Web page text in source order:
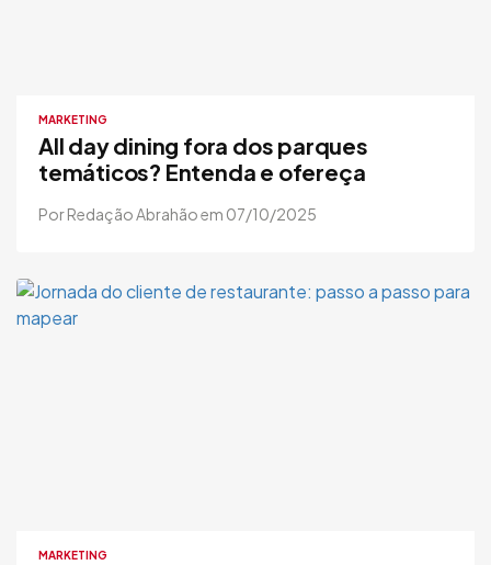
MARKETING
All day dining fora dos parques
temáticos? Entenda e ofereça
Por Redação Abrahão em 07/10/2025
MARKETING